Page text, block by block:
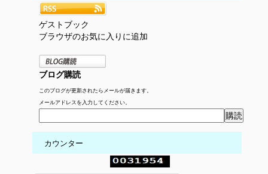
ゲストブック
ブラウザのお気に入りに追加
ブログ購読
このブログが更新されたらメールが届きます。
メールアドレスを入力してください。
カウンター